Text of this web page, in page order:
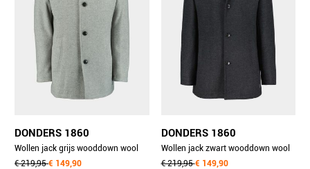
DONDERS 1860
Wollen jack grijs wooddown wool
coat 21807.3/911
€ 219,95€ 149,90
DONDERS 1860
Wollen jack zwart wooddown wool
coat 21807.3/982
€ 219,95€ 149,90